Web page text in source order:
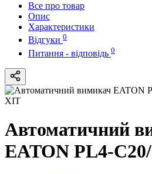
Все про товар
Опис
Характеристики
Відгуки 0
Питання - відповідь 0
ХІТ
Автоматичний
EATON PL4-